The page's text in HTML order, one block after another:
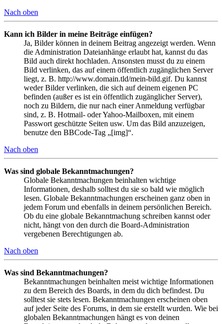
Nach oben
Kann ich Bilder in meine Beiträge einfügen?
Ja, Bilder können in deinem Beitrag angezeigt werden. Wenn
die Administration Dateianhänge erlaubt hat, kannst du das
Bild auch direkt hochladen. Ansonsten musst du zu einem
Bild verlinken, das auf einem öffentlich zugänglichen Server
liegt, z. B. http://www.domain.tld/mein-bild.gif. Du kannst
weder Bilder verlinken, die sich auf deinem eigenen PC
befinden (außer es ist ein öffentlich zugänglicher Server),
noch zu Bildern, die nur nach einer Anmeldung verfügbar
sind, z. B. Hotmail- oder Yahoo-Mailboxen, mit einem
Passwort geschützte Seiten usw. Um das Bild anzuzeigen,
benutze den BBCode-Tag „[img]“.
Nach oben
Was sind globale Bekanntmachungen?
Globale Bekanntmachungen beinhalten wichtige
Informationen, deshalb solltest du sie so bald wie möglich
lesen. Globale Bekanntmachungen erscheinen ganz oben in
jedem Forum und ebenfalls in deinem persönlichen Bereich.
Ob du eine globale Bekanntmachung schreiben kannst oder
nicht, hängt von den durch die Board-Administration
vergebenen Berechtigungen ab.
Nach oben
Was sind Bekanntmachungen?
Bekanntmachungen beinhalten meist wichtige Informationen
zu dem Bereich des Boards, in dem du dich befindest. Du
solltest sie stets lesen. Bekanntmachungen erscheinen oben
auf jeder Seite des Forums, in dem sie erstellt wurden. Wie bei
globalen Bekanntmachungen hängt es von deinen